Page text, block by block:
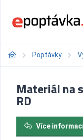
Poptávky
Materiál na
RD
Více